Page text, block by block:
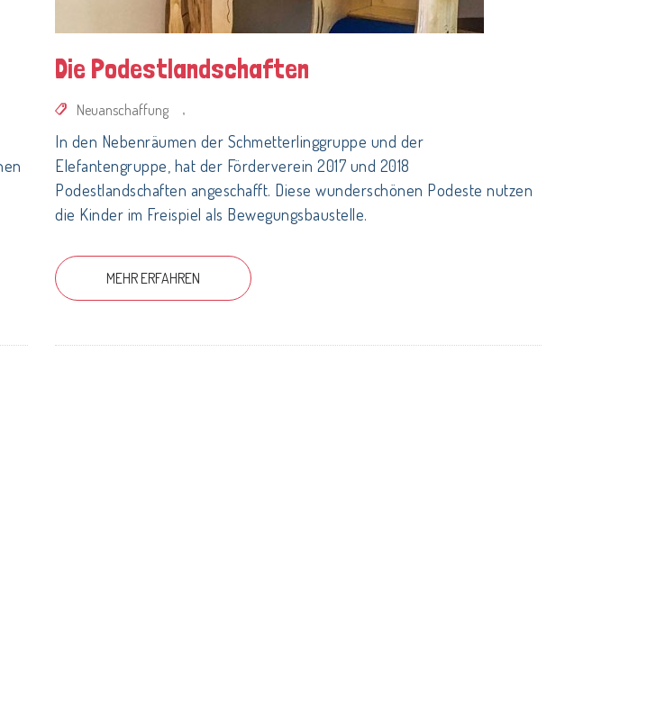
Die Podestlandschaften
Neuanschaffung ,
In den Nebenräumen der Schmetterlinggruppe und der
Elefantengruppe, hat der Förderverein 2017 und 2018
Podestlandschaften angeschafft. Diese wunderschönen Podeste nutzen
die Kinder im Freispiel als Bewegungsbaustelle.
MEHR ERFAHREN